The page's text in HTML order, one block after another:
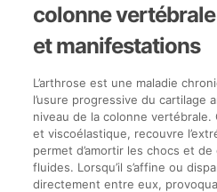
colonne
et manifestations
L’arthrose est une maladie
l’usure progressive du cartilage
niveau de la colonne vertébrale.
et viscoélastique, recouvre
permet d’amortir les chocs et
fluides. Lorsqu’il s’affine ou
directement entre eux,